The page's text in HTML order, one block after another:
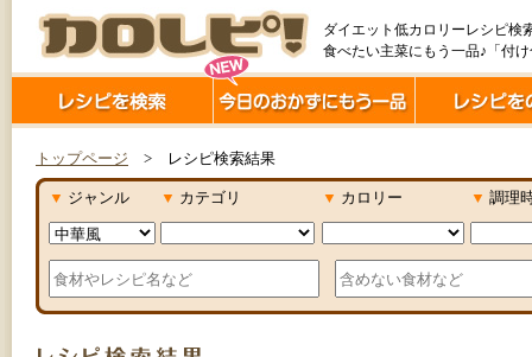
ダイエット低カロリーレシピ検
食べたい主菜にもう一品♪「付
トップページ > レシピ検索結果
▼ ジャンル ▼ カテゴリ ▼ カロリー ▼ 調理